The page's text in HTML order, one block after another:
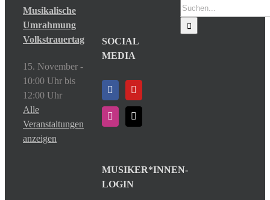
Musikalische
Umrahmung
Volkstrauertag
15. November -
10:00 Uhr bis
12:00 Uhr
Alle
Veranstaltungen
anzeigen
Suche
nach:
SOCIAL
MEDIA
MUSIKER*INNEN-
LOGIN